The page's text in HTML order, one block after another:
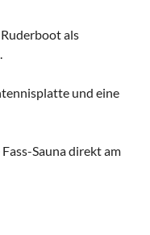
als
und eine
Sauna direkt am